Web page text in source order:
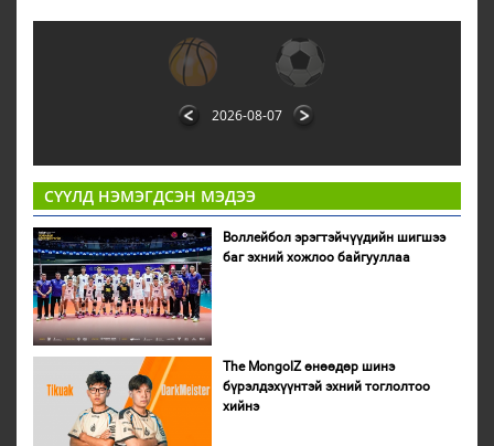
2026-08-07
СҮҮЛД НЭМЭГДСЭН МЭДЭЭ
Воллейбол эрэгтэйчүүдийн шигшээ
баг эхний хожлоо байгууллаа
The MongolZ өнөөдөр шинэ
бүрэлдэхүүнтэй эхний тоглолтоо
хийнэ